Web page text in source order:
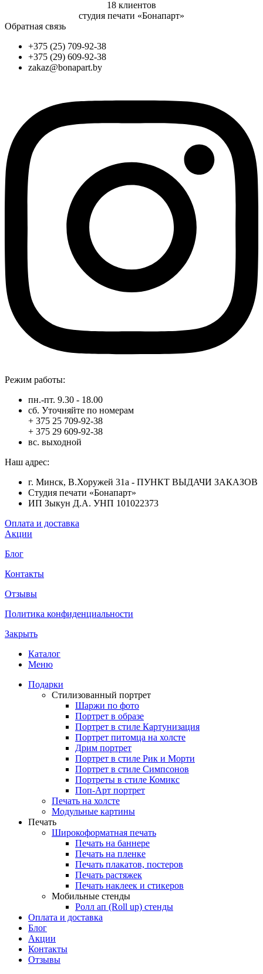
18 клиентов
студия печати «Бонапарт»
Обратная связь
+375 (25) 709-92-38
+375 (29) 609-92-38
zakaz@bonapart.by
Режим работы:
пн.-пт. 9.30 - 18.00
сб. Уточняйте по номерам
+ 375 25 709-92-38
+ 375 29 609-92-38
вс. выходной
Наш адрес:
г. Минск, В.Хоружей 31а - ПУНКТ ВЫДАЧИ ЗАКАЗОВ
Студия печати «Бонапарт»
ИП Зыкун Д.А. УНП 101022373
Оплата и доставка
Акции
Блог
Контакты
Отзывы
Политика конфиденциальности
Закрыть
Каталог
Меню
Подарки
Стилизованный портрет
Шаржи по фото
Портрет в образе
Портрет в стиле Картунизация
Портрет питомца на холсте
Дрим портрет
Портрет в стиле Рик и Морти
Портрет в стиле Симпсонов
Портреты в стиле Комикс
Поп-Арт портрет
Печать на холсте
Модульные картины
Печать
Широкоформатная печать
Печать на баннере
Печать на пленке
Печать плакатов, постеров
Печать растяжек
Печать наклеек и стикеров
Мобильные стенды
Ролл ап (Roll up) стенды
Оплата и доставка
Блог
Акции
Контакты
Отзывы